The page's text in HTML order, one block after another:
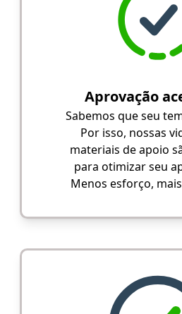
Aprovação
Sabemos que seu
Por isso, nossas
materiais de apoio
para otimizar seu
Menos esforço,